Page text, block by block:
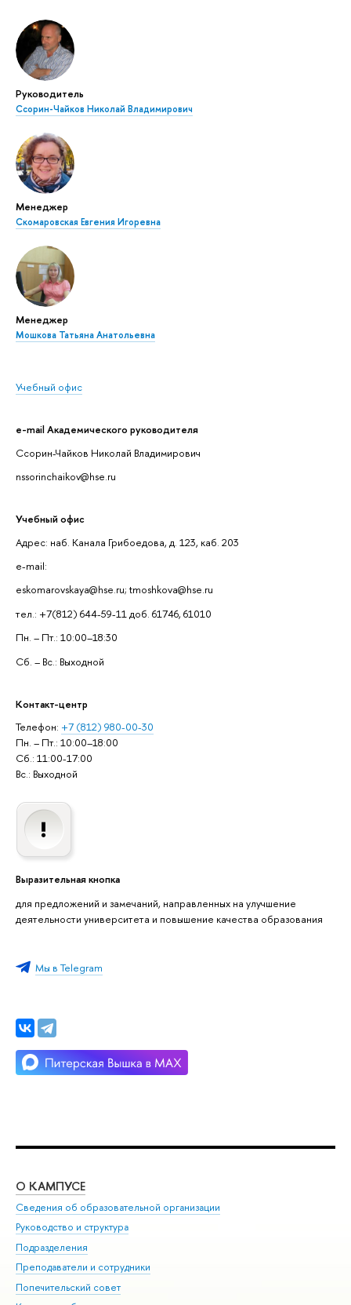
Руководитель
Ссорин-Чайков Николай Владимирович
Менеджер
Скомаровская Евгения Игоревна
Менеджер
Мошкова Татьяна Анатольевна
Учебный офис
e-mail Академического руководителя
Ссорин-Чайков Николай Владимирович
nssorinchaikov@hse.ru
Учебный офис
Адрес: наб. Канала Грибоедова, д. 123, каб. 203
e-mail:
eskomarovskaya@hse.ru; tmoshkova@hse.ru
тел.: +7(812) 644-59-11 доб. 61746, 61010
Пн. – Пт.: 10:00–18:30
Сб. – Вс.: Выходной
Контакт-центр
Телефон: +7 (812) 980-00-30
Пн. – Пт.: 10:00–18:00
Сб.: 11:00-17:00
Вс.: Выходной
Выразительная кнопка
для предложений и замечаний, направленных на улучшение
деятельности университета и повышение качества образования
Мы в Telegram
О КАМПУСЕ
Сведения об образовательной организации
Руководство и структура
Подразделения
Преподаватели и сотрудники
Попечительский совет